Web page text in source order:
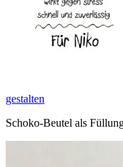
gestalten
Schoko-Beutel als